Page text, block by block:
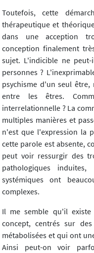
Toutefois, cette
thérapeutique et
dans une acception
conception finalement
sujet. L'indicible ne
personnes ?
psychisme d'un seul être,
entre les êtres.
interrelationnelle ? La
multiples manières et
n'est que l'expression la
cette parole est absente,
peut voir ressurgir des
pathologiques
systémiques ont
complexes.
Il me semble qu'il existe
concept, centrés sur
métabolisées et qui ont
Ainsi peut-on voir